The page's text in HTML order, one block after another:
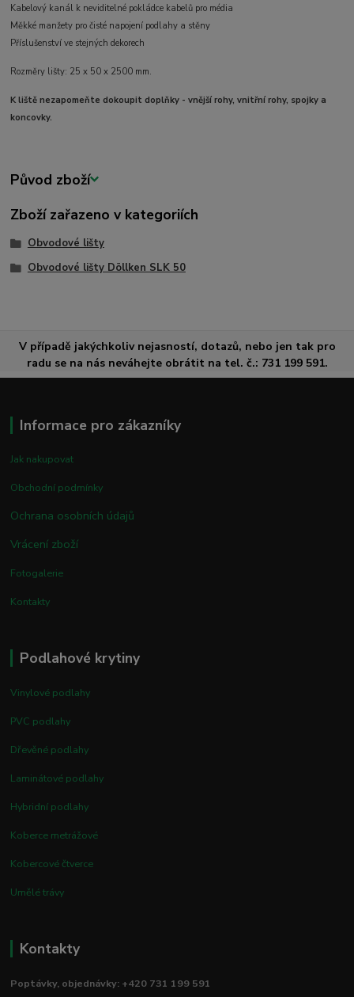
Kabelový kanál k neviditelné pokládce kabelů pro média
Měkké manžety pro čisté napojení podlahy a stěny
Příslušenství ve stejných dekorech
Rozměry lišty: 25 x 50 x 2500 mm.
K liště nezapomeňte dokoupit doplňky - vnější rohy, vnitřní rohy, spojky a
koncovky.
Původ zboží
Zboží zařazeno v kategoriích
Obvodové lišty
Obvodové lišty Döllken SLK 50
V případě jakýchkoliv nejasností, dotazů, nebo jen tak pro
radu se na nás neváhejte obrátit na tel. č.: 731 199 591.
Informace pro zákazníky
Jak nakupovat
Obchodní podmínky
Ochrana osobních údajů
Vrácení zboží
Fotogalerie
Kontakty
Podlahové krytiny
Vinylové podlahy
PVC podlahy
Dřevěné podlahy
Laminátové podlahy
Hybridní podlahy
Koberce metrážové
Kobercové čtverce
Umělé trávy
Kontakty
Poptávky, objednávky: +420 731 199 591